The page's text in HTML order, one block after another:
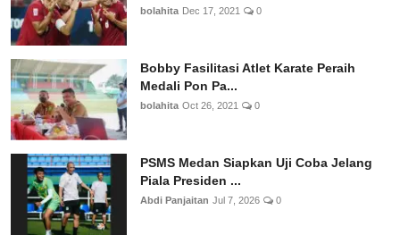
bolahita Dec 17, 2021 0
Bobby Fasilitasi Atlet Karate Peraih
Medali Pon Pa...
bolahita Oct 26, 2021 0
PSMS Medan Siapkan Uji Coba Jelang
Piala Presiden ...
Abdi Panjaitan Jul 7, 2026 0